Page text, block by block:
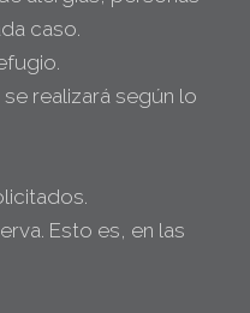
caso.
realizará según lo
Esto es, en las